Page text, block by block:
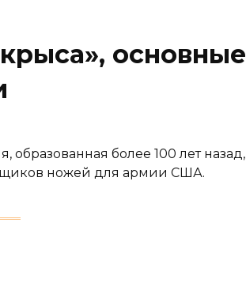
основные
более 100 лет назад,
ножей для армии США.